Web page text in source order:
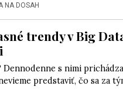
NA DOSAH
trendy v Big
Dennodenne s nimi
predstaviť, čo sa za